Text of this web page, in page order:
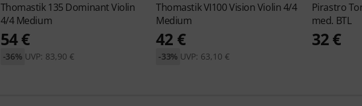
Thomastik 135 Dominant Violin
4/4 Medium
54 €
UVP: 83,90 €
-36%
ThomastikVI100 Vision Violin 4/4
Medium
42 €
UVP: 63,10 €
-33%
Pirastro
med. BTL
32 €